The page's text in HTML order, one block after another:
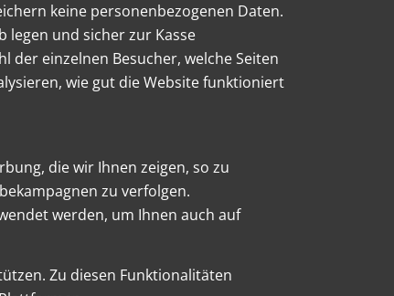
keine personenbezogenen Daten.
legen und sicher zur Kasse
der einzelnen Besucher, welche Seiten
wie gut die Website funktioniert
die wir Ihnen zeigen, so zu
zu verfolgen.
werden, um Ihnen auch auf
Zu diesen Funktionalitäten